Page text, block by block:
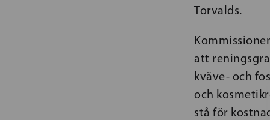
Torvalds.
att
kväve- och
och
stå för